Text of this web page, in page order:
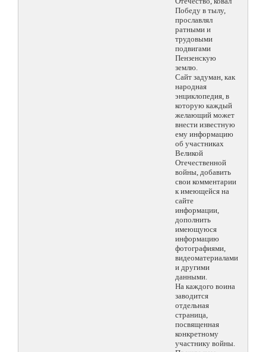
Победу в тылу,
прославлял
ратными и
трудовыми
подвигами
Пензенскую
землю.
Сайт задуман, как
народная
энциклопедия, в
которую каждый
желающий может
внести известную
ему информацию
об участниках
Великой
Отечественной
войны, добавить
свои комментарии
к имеющейся на
сайте
информации,
дополнить
имеющуюся
информацию
фотографиями,
видеоматериалами
и другими
данными.
На каждого воина
заводится
отдельная
страница,
посвященная
конкретному
участнику войны.